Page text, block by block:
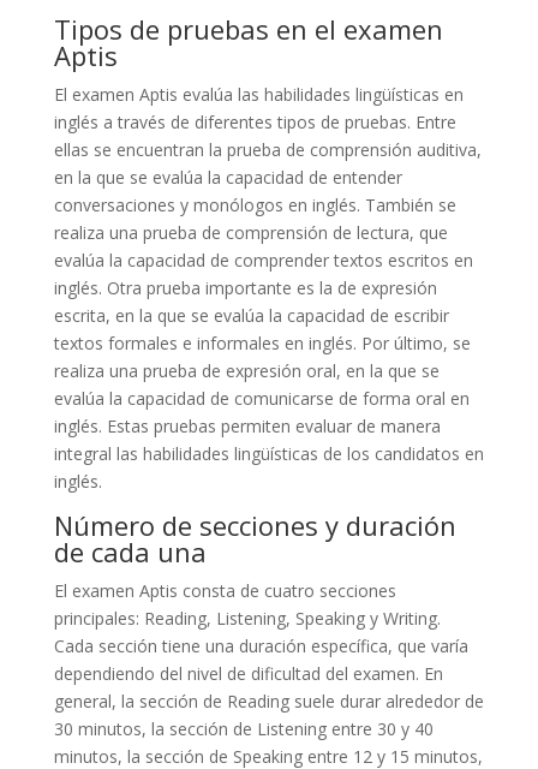
Tipos de pruebas en el examen
Aptis
El examen Aptis evalúa las habilidades lingüísticas en
inglés a través de diferentes tipos de pruebas. Entre
ellas se encuentran la prueba de comprensión auditiva,
en la que se evalúa la capacidad de entender
conversaciones y monólogos en inglés. También se
realiza una prueba de comprensión de lectura, que
evalúa la capacidad de comprender textos escritos en
inglés. Otra prueba importante es la de expresión
escrita, en la que se evalúa la capacidad de escribir
textos formales e informales en inglés. Por último, se
realiza una prueba de expresión oral, en la que se
evalúa la capacidad de comunicarse de forma oral en
inglés. Estas pruebas permiten evaluar de manera
integral las habilidades lingüísticas de los candidatos en
inglés.
Número de secciones y duración
de cada una
El examen Aptis consta de cuatro secciones
principales: Reading, Listening, Speaking y Writing.
Cada sección tiene una duración específica, que varía
dependiendo del nivel de dificultad del examen. En
general, la sección de Reading suele durar alrededor de
30 minutos, la sección de Listening entre 30 y 40
minutos, la sección de Speaking entre 12 y 15 minutos,